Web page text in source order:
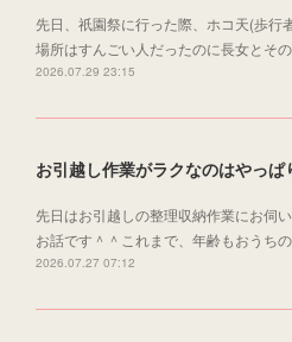
先日、祇園祭に行った際、ホコ天(歩行
場所はすんごい人だったのに長女とそ
2026.07.29 23:15
お引越し作業がラクなのはやっぱ
先日はお引越しの整理収納作業にお伺
お話です＾＾これまで、年齢もおうち
2026.07.27 07:12